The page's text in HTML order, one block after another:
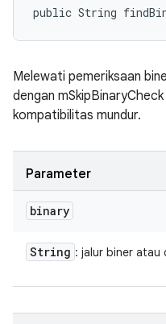
public String
Melewati pemeriksaan
dengan
kompatibilitas mundur.
Parameter
binary
String : jalur biner atau